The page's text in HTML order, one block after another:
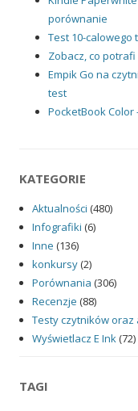
porównanie
Test 10-calowego
Zobacz, co potrafi
Empik Go na
test
PocketBook Color
KATEGORIE
Aktualności (480)
Infografiki (6)
Inne (136)
konkursy(2)
Porównania (306)
Recenzje (88)
Testy czytników oraz
Wyświetlacz E Ink(72)
TAGI